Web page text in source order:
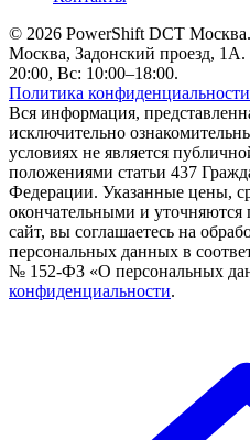
© 2026 PowerShift DCT
Москва, Задонский проезд,
20:00, Вс: 10:00–18:00.
Политика конфиденциальности
Вся информация,
исключительно
условиях не является
положениями статьи 437
Федерации. Указанные цены,
окончательными и уточняются
сайт, вы соглашаетесь на
персональных данных в
№ 152-ФЗ «О персональных
конфиденциальности.